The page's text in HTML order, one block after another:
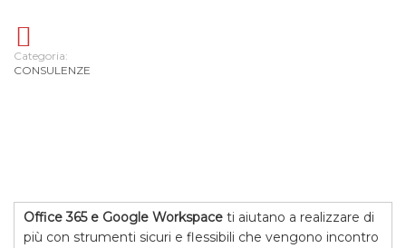
Categoria:
CONSULENZE
Office 365 e Google Workspace ti aiutano a realizzare di
più con strumenti sicuri e flessibili che vengono incontro